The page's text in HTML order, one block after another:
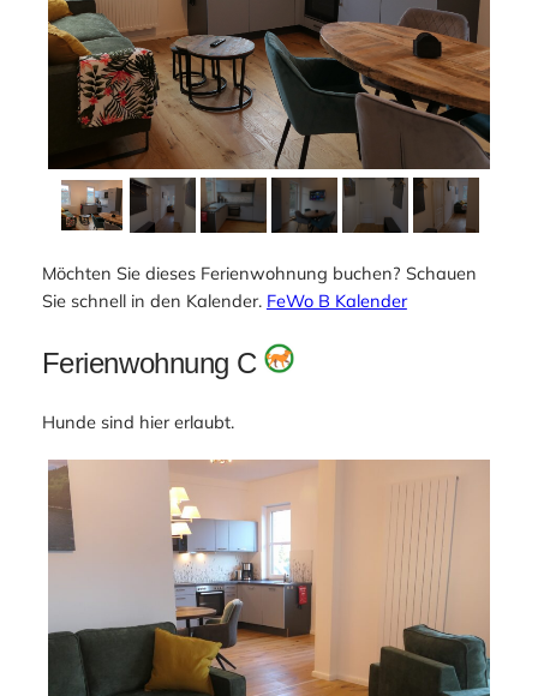
Möchten Sie dieses Ferienwohnung buchen? Schauen
Sie schnell in den Kalender. FeWo B Kalender
Ferienwohnung C
Hunde sind hier erlaubt.